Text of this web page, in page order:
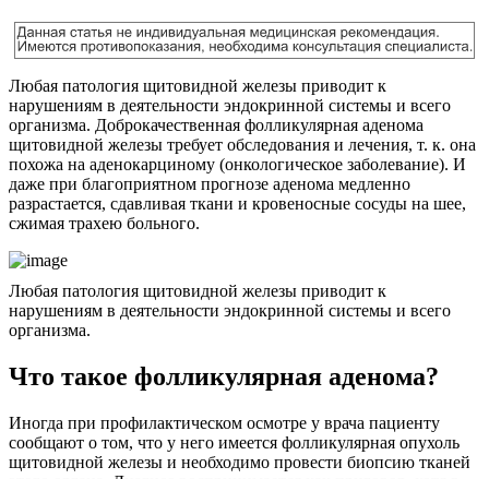
Любая патология щитовидной железы приводит к
нарушениям в деятельности эндокринной системы и всего
организма. Доброкачественная фолликулярная аденома
щитовидной железы требует обследования и лечения, т. к. она
похожа на аденокарциному (онкологическое заболевание). И
даже при благоприятном прогнозе аденома медленно
разрастается, сдавливая ткани и кровеносные сосуды на шее,
сжимая трахею больного.
Любая патология щитовидной железы приводит к
нарушениям в деятельности эндокринной системы и всего
организма.
Что такое фолликулярная аденома?
Иногда при профилактическом осмотре у врача пациенту
сообщают о том, что у него имеется фолликулярная опухоль
щитовидной железы и необходимо провести биопсию тканей